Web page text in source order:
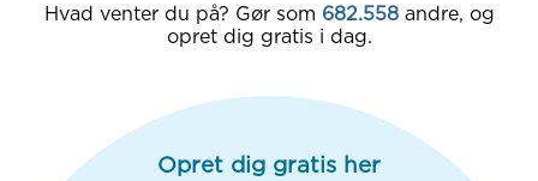
Hvad venter du på? Gør som 682.558 andre, og
opret dig gratis i dag.
Opret dig gratis her